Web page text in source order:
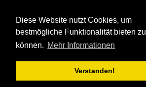
Diese Website nutzt Cookies, um
bestmögliche Funktionalität bieten zu
können. Mehr Informationen
Verstanden!
Verwaltung des Blogs
Login